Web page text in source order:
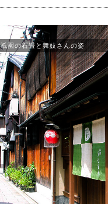
祇園の石畳と舞妓さんの姿